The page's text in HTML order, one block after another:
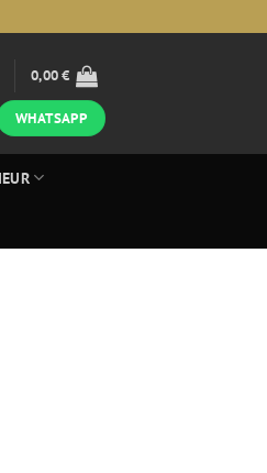
0,00€
WHATSAPP